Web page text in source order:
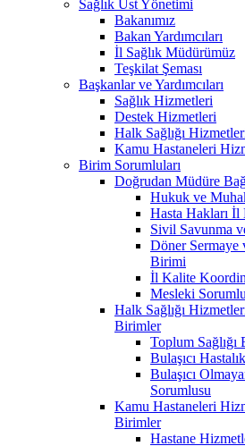
Sağlık Üst Yönetimi
Bakanımız
Bakan Yardımcıları
İl Sağlık Müdürümüz
Teşkilat Şeması
Başkanlar ve Yardımcıları
Sağlık Hizmetleri
Destek Hizmetleri
Halk Sağlığı
Kamu Hastaneleri
Birim Sorumluları
Doğrudan Müdüre
Hukuk ve
Hasta Hakları
Sivil Savunma
Döner Sermaye
Birimi
İl Kalite
Mesleki
Halk Sağlığı
Birimler
Toplum
Bulaşıcı
Bulaşıcı
Sorumlusu
Kamu Hastaneleri
Birimler
Hastane